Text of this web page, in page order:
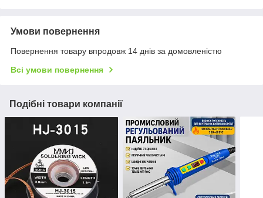
Умови повернення
Повернення товару впродовж 14 днів за домовленістю
Всі умови повернення
Подібні товари компанії